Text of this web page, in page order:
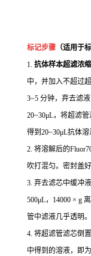
标记步骤 （适用于
1. 抗体样本超滤浓
中，并加入不超过
3~5 分钟，弃去滤
20~30μL，将超滤
得到20~30μL抗体
2. 将溶解后的
吹打混匀。密封盖
3. 弃去滤芯中缓冲
500μL，14000 × g
管中滤液几乎透明。
4. 将超滤管滤芯倒
中得到的溶液，即